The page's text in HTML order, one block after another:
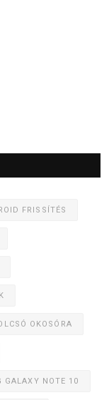
FRISSÍTÉS
OKOSÓRA
GALAXY NOTE 10